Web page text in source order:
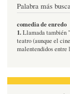
Palabra más
comedia de enredo
1.Llamada también "
teatro (aunque el
malentendidos entre